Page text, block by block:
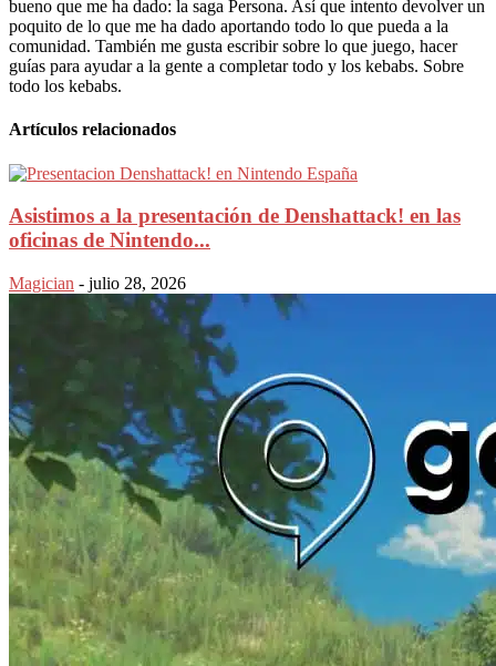
bueno que me ha dado: la saga Persona. Así que intento devolver un
poquito de lo que me ha dado aportando todo lo que pueda a la
comunidad. También me gusta escribir sobre lo que juego, hacer
guías para ayudar a la gente a completar todo y los kebabs. Sobre
todo los kebabs.
Artículos relacionados
Asistimos a la presentación de Denshattack! en las
oficinas de Nintendo...
Magician - julio 28, 2026